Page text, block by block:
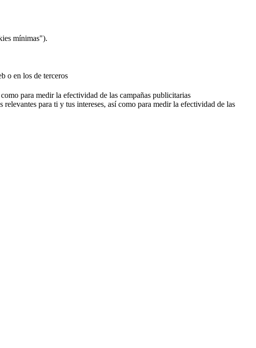
mínimas").
o en los de terceros
para medir la efectividad de las campañas publicitarias
para ti y tus intereses, así como para medir la efectividad de las